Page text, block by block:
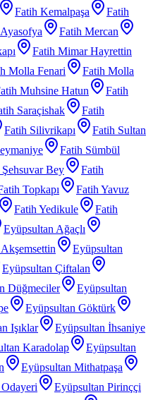
Fatih Kemalpaşa
Fatih
Fatih Mercan
Fatih Mimar Hayrettin
Molla Fenari
Fatih Molla
Muhsine Hatun
Fatih
Saraçishak
Fatih
Fatih Silivrikapı
Fatih Sultan
Fatih Sümbül
Bey
Fatih
Topkapı
Fatih Yavuz
Fatih Yedikule
Fatih
Eyüpsultan Ağaçlı
Eyüpsultan
Eyüpsultan Çiftalan
Düğmeciler
Eyüpsultan
Eyüpsultan Göktürk
Işıklar
Eyüpsultan İhsaniye
Karadolap
Eyüpsultan
Eyüpsultan Mithatpaşa
Eyüpsultan Pirinççi